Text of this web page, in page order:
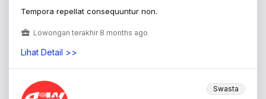
Tempora repellat consequuntur non.
Lowongan terakhir 8 months ago
Lihat Detail >>
Swasta